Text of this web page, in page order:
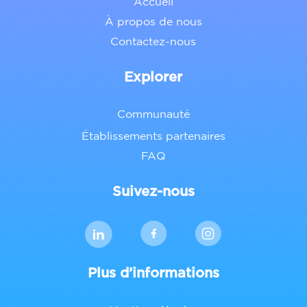
À propos de nous
Contactez-nous
Explorer
Communauté
Établissements partenaires
FAQ
Suivez-nous
Plus d’informations